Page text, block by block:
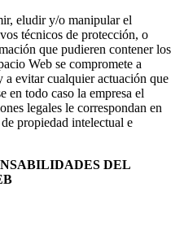
eludir y/o manipular el
técnicos de protección, o
que pudieren contener los
Web se compromete a
a evitar cualquier actuación que
en todo caso la empresa el
legales le correspondan en
propiedad intelectual e
DEL